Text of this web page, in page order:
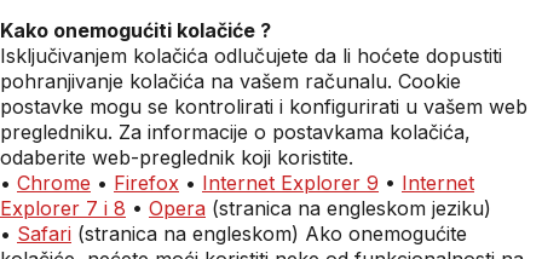
Kako onemogućiti kolačiće ?
Isključivanjem kolačića odlučujete da li hoćete dopustiti
pohranjivanje kolačića na vašem računalu. Cookie
postavke mogu se kontrolirati i konfigurirati u vašem web
pregledniku. Za informacije o postavkama kolačića,
odaberite web-preglednik koji koristite.
• Chrome • Firefox • Internet Explorer 9 • Internet
Explorer 7 i 8 • Opera (stranica na engleskom jeziku)
• Safari (stranica na engleskom) Ako onemogućite